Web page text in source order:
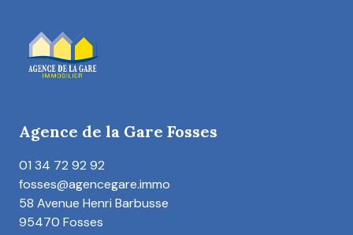
Agence de la Gare Fosses
01 34 72 92 92
fosses@agencegare.immo
58 Avenue Henri Barbusse
95470 Fosses